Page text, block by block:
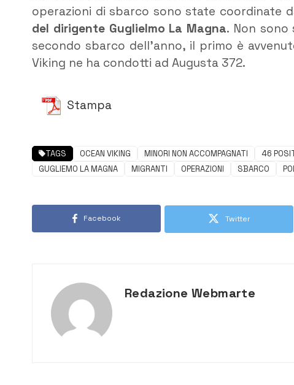
operazioni di sbarco sono state coordinate
del dirigente Guglielmo La Magna. Non
secondo sbarco dell’anno, il primo è
Viking ne ha condotti ad Augusta 372.
Stampa
TAGS OCEAN VIKING MINORI NON ACCOMPAGNATI 46
GUGLIEMO LA MAGNA
MIGRANTI OPERAZIONI SBARCO
Facebook Twitter
Redazione Webmarte